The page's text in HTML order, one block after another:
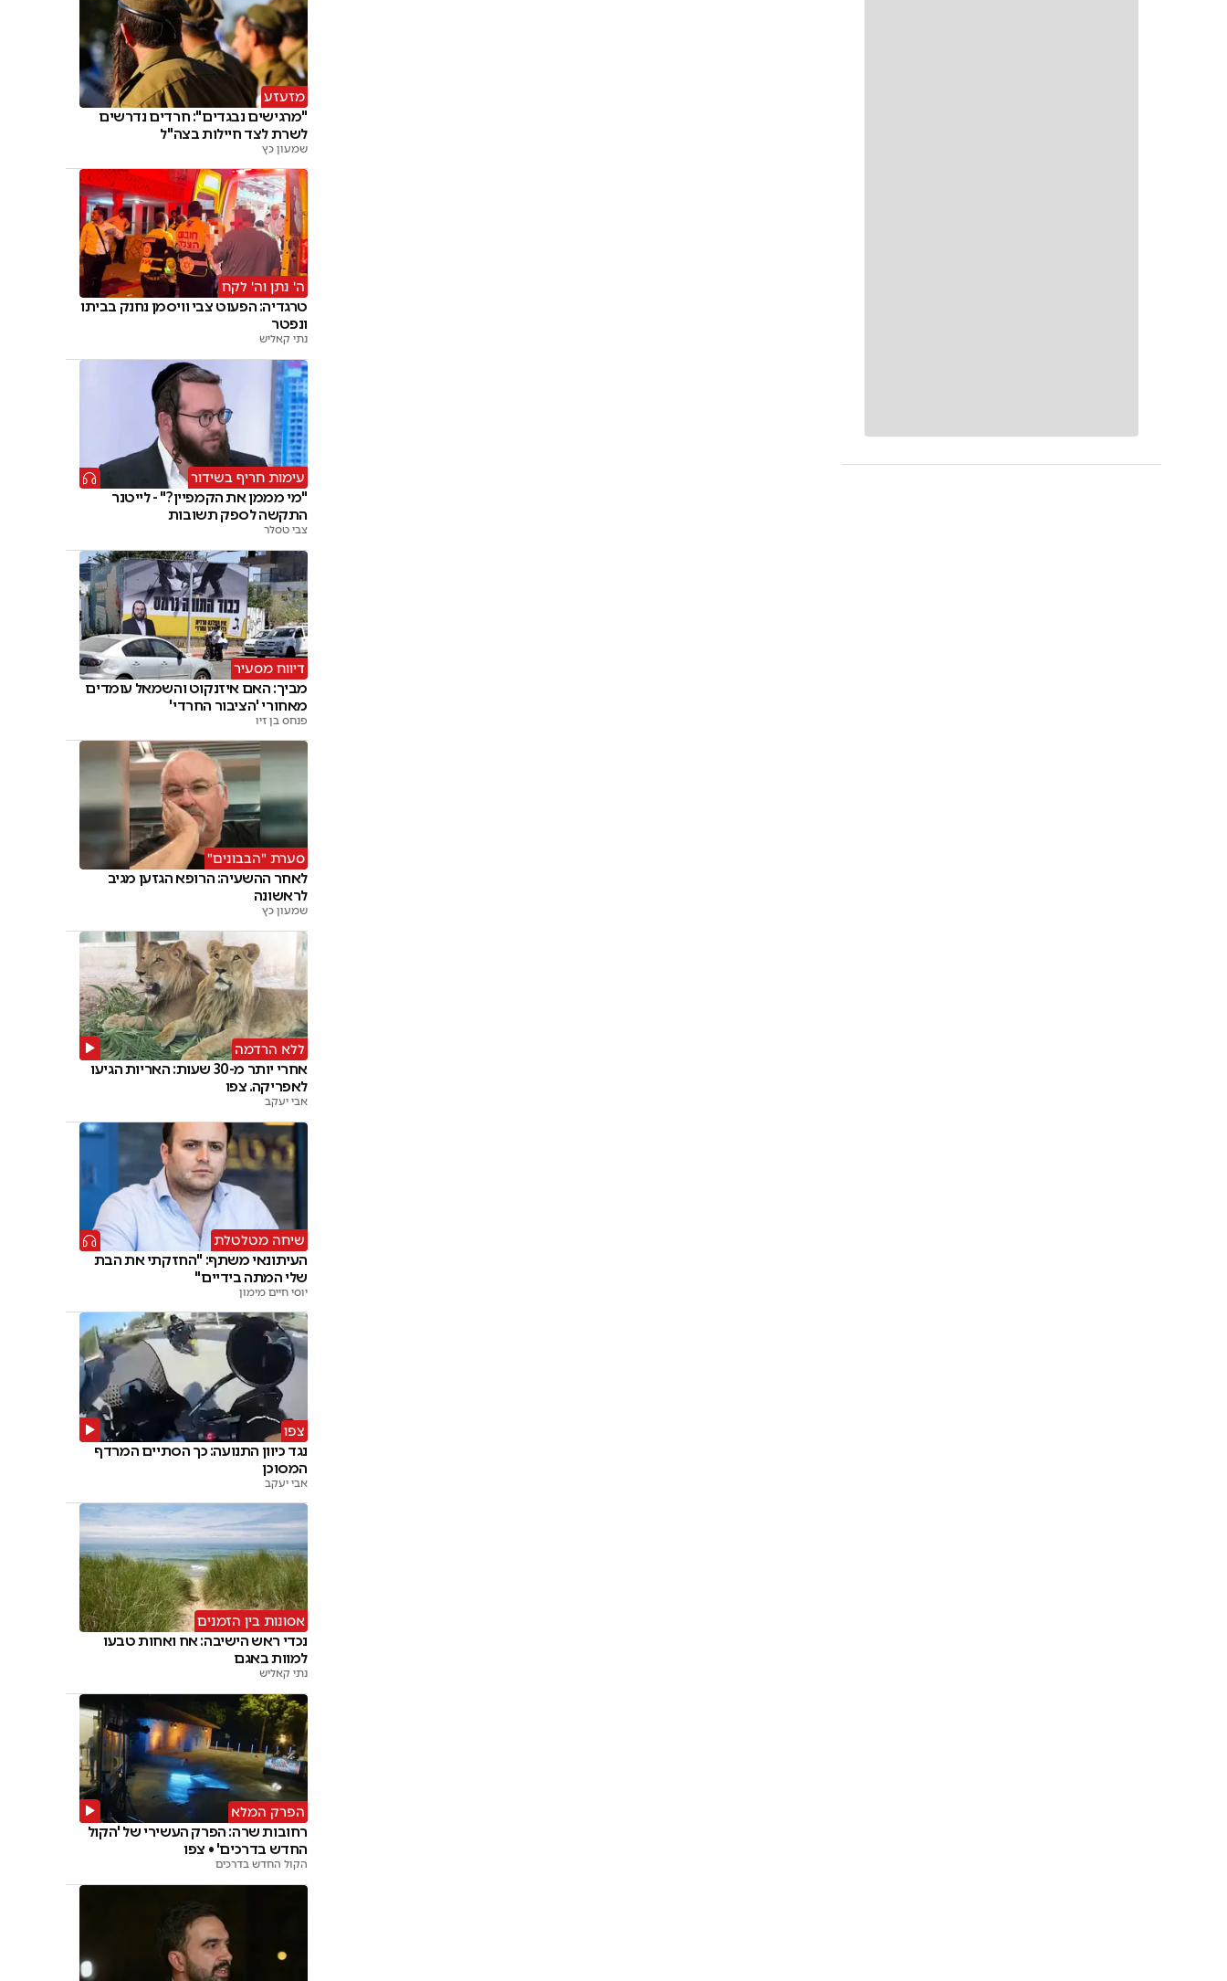
מזעזע
"מרגישים נבגדים": חרדים נדרשים
לשרת לצד חיילות בצה"ל
שמעון כץ
ה' נתן וה' לקח
טרגדיה: הפעוט צבי וויסמן נחנק בביתו
ונפטר
נתי קאליש
עימות חריף בשידור
"מי מממן את הקמפיין?" - לייטנר
התקשה לספק תשובות
צבי טסלר
דיווח מסעיר
מביך: האם איזנקוט והשמאל עומדים
מאחורי 'הציבור החרדי'
פנחס בן זיו
סערת "הבבונים"
לאחר ההשעיה: הרופא הגזען מגיב
לראשונה
שמעון כץ
ללא הרדמה
אחרי יותר מ-30 שעות: האריות הגיעו
לאפריקה. צפו
אבי יעקב
שיחה מטלטלת
העיתונאי משתף: "החזקתי את הבת
שלי המתה בידיים"
יוסי חיים מימון
צפו
נגד כיוון התנועה: כך הסתיים המרדף
המסוכן
אבי יעקב
אסונות בין הזמנים
נכדי ראש הישיבה: אח ואחות טבעו
למוות באגם
נתי קאליש
הפרק המלא
רחובות שרה: הפרק העשירי של 'הקול
החדש בדרכים' • צפו
הקול החדש בדרכים